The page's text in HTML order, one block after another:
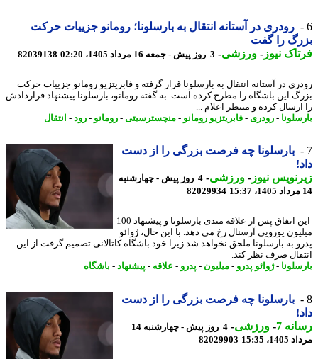
رودری در آستانه انتقال به بارسلونا؛ رومانو جزییات حرکت
را گفت
نیوز-ورزشی-3 روز پیش - جمعه 16 مرداد 1405، 02:20 82039138
در آستانه انتقال به بارسلونا قرار گرفته و فابریتزیو رومانو جزییات حرکت
این باشگاه را مطرح کرده است. به گفته رومانو، بارسلونا پیشنهاد قراردادش
کرده و منتظر اعلام ...
-رودری- فابریتزیو رومانو-منچسترسیتی-رومانو-رود- انتقال
بارسلونا چه فرصت بزرگی را از دست
نیوز-ورزشی-
4 روز پیش - چهارشنبه
82029934
این اتفاق پس از علاقه مندی بارسلونا و پیشنهاد 100
یورویی آرسنال رخ می دهد. با این حال، ژوائو
به بارسلونا ملحق نخواهد شد زیرا خود باشگاه کاتالانی تصمیم گرفت از این
صرف نظر کند.
-ژوائو پدرو -میلیون-پدرو -علاقه-پیشنهاد-باشگاه
بارسلونا چه فرصت بزرگی را از دست
7
-ورزشی-
4 روز پیش - چهارشنبه 14
15:35
82029903